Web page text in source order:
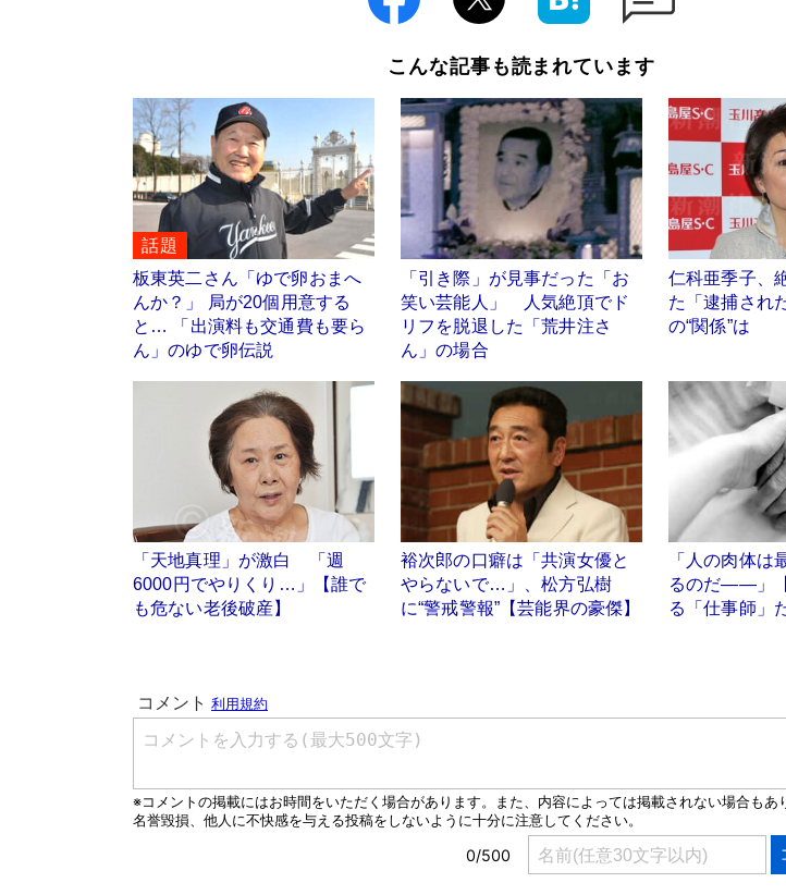
こんな記事も読まれています
話題
板東英二さん「ゆで卵おまへ
んか？」 局が20個用意する
と… 「出演料も交通費も要ら
ん」のゆで卵伝説
「引き際」が見事だった「お
笑い芸能人」 人気絶頂でド
リフを脱退した「荒井注さ
ん」の場合
仁科亜季子、
た「逮捕され
の“関係”は
「天地真理」が激白 「週
6000円でやりくり…」【誰で
も危ない老後破産】
裕次郎の口癖は「共演女優と
やらないで…」、松方弘樹
に“警戒警報”【芸能界の豪傑】
「人の肉体は
るのだ――」
る「仕事師」